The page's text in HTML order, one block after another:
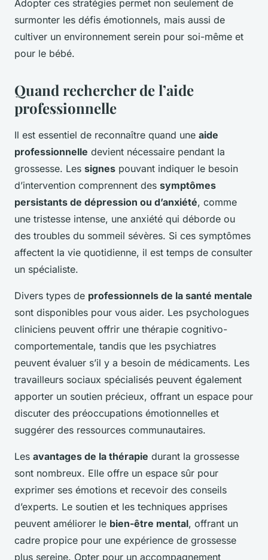
Adopter ces stratégies permet non seulement de
surmonter les défis émotionnels, mais aussi de
cultiver un environnement serein pour soi-même et
pour le bébé.
Quand rechercher de l’aide
professionnelle
Il est essentiel de reconnaître quand une aide
professionnelle devient nécessaire pendant la
grossesse. Les signes pouvant indiquer le besoin
d’intervention comprennent des symptômes
persistants de dépression ou d’anxiété, comme
une tristesse intense, une anxiété qui déborde ou
des troubles du sommeil sévères. Si ces symptômes
affectent la vie quotidienne, il est temps de consulter
un spécialiste.
Divers types de professionnels de la santé mentale
sont disponibles pour vous aider. Les psychologues
cliniciens peuvent offrir une thérapie cognitivo-
comportementale, tandis que les psychiatres
peuvent évaluer s’il y a besoin de médicaments. Les
travailleurs sociaux spécialisés peuvent également
apporter un soutien précieux, offrant un espace pour
discuter des préoccupations émotionnelles et
suggérer des ressources communautaires.
Les avantages de la thérapie durant la grossesse
sont nombreux. Elle offre un espace sûr pour
exprimer ses émotions et recevoir des conseils
d’experts. Le soutien et les techniques apprises
peuvent améliorer le bien-être mental, offrant un
cadre propice pour une expérience de grossesse
plus sereine. Opter pour un accompagnement